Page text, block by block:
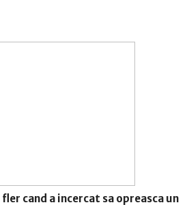
cand a incercat sa opreasca un